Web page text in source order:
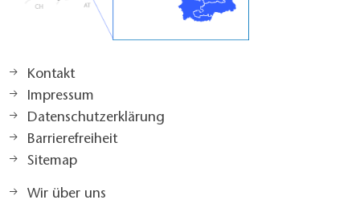
Kontakt
Impressum
Datenschutzerklärung
Barrierefreiheit
Sitemap
Wir über uns